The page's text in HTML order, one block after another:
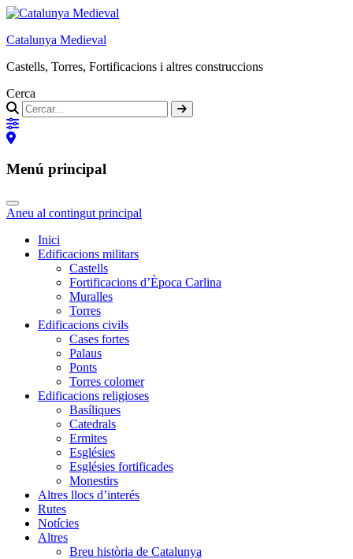
Catalunya Medieval
Castells, Torres, Fortificacions i altres construccions
Cerca
Menú principal
Aneu al contingut principal
Inici
Edificacions militars
Castells
Fortificacions d’Època Carlina
Muralles
Torres
Edificacions civils
Cases fortes
Palaus
Ponts
Torres colomer
Edificacions religioses
Basíliques
Catedrals
Ermites
Esglésies
Esglésies fortificades
Monestirs
Altres llocs d’interés
Rutes
Notícies
Altres
Breu història de Catalunya